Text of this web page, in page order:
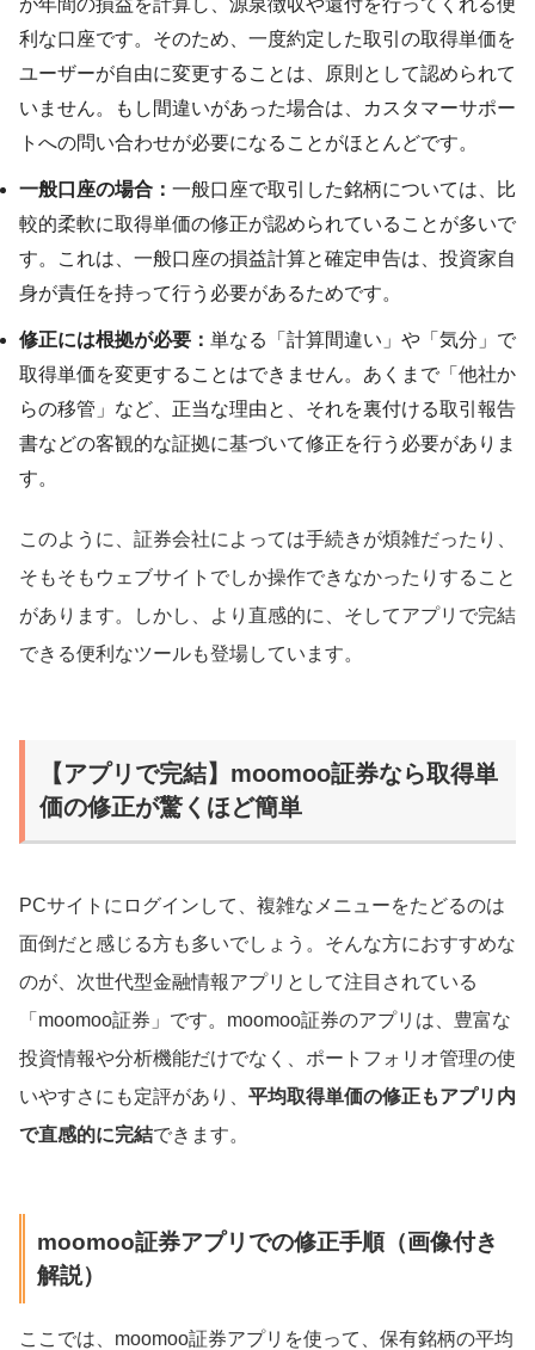
が年間の損益を計算し、源泉徴収や還付を行ってくれる便
利な口座です。そのため、一度約定した取引の取得単価を
ユーザーが自由に変更することは、原則として認められて
いません。もし間違いがあった場合は、カスタマーサポー
トへの問い合わせが必要になることがほとんどです。
一般口座の場合： 一般口座で取引した銘柄については、比
較的柔軟に取得単価の修正が認められていることが多いで
す。これは、一般口座の損益計算と確定申告は、投資家自
身が責任を持って行う必要があるためです。
修正には根拠が必要： 単なる「計算間違い」や「気分」で
取得単価を変更することはできません。あくまで「他社か
らの移管」など、正当な理由と、それを裏付ける取引報告
書などの客観的な証拠に基づいて修正を行う必要がありま
す。
このように、証券会社によっては手続きが煩雑だったり、
そもそもウェブサイトでしか操作できなかったりすること
があります。しかし、より直感的に、そしてアプリで完結
できる便利なツールも登場しています。
【アプリで完結】moomoo証券なら取得単
価の修正が驚くほど簡単
PCサイトにログインして、複雑なメニューをたどるのは
面倒だと感じる方も多いでしょう。そんな方におすすめな
のが、次世代型金融情報アプリとして注目されている
「moomoo証券」です。moomoo証券のアプリは、豊富な
投資情報や分析機能だけでなく、ポートフォリオ管理の使
いやすさにも定評があり、 平均取得単価の修正もアプリ内
で直感的に完結できます。
moomoo証券アプリでの修正手順（画像付き
解説）
ここでは、moomoo証券アプリを使って、保有銘柄の平均